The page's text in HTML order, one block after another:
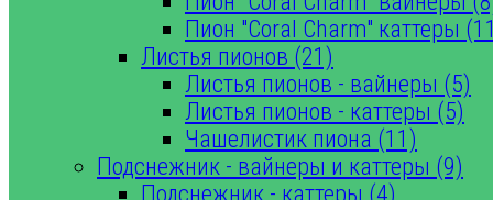
Пион "Coral Charm" каттеры
Листья пионов (21)
Листья пионов - вайнеры (5)
Листья пионов - каттеры (5)
Чашелистик пиона (11)
Подснежник - вайнеры и каттеры (9)
Подснежник - каттеры (4)